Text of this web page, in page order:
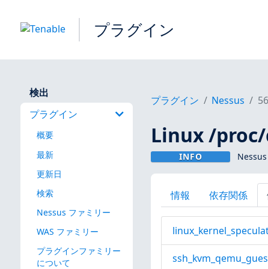
プラグイン
検出
プラグイン
概要
最新
更新日
検索
Nessus ファミリー
WAS ファミリー
プラグインファミリー
について
プラグイン Nessus
Linux /
INFO
情報 依存関係